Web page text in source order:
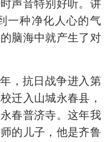
声音特别好听。讲
一种净化人心的气
脑海中就产生了对
，抗日战争进入第
迁入山城永春县，
春普济寺。这年我
的儿子，他是齐鲁